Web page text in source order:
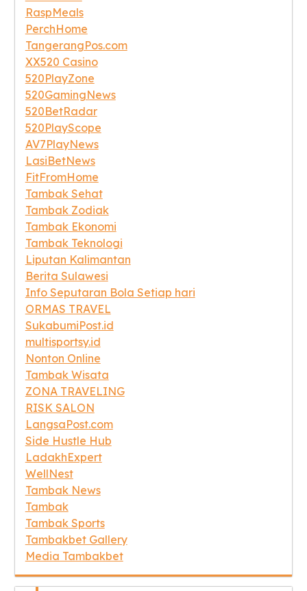
RaspMeals
PerchHome
TangerangPos.com
XX520 Casino
520PlayZone
520GamingNews
520BetRadar
520PlayScope
AV7PlayNews
LasiBetNews
FitFromHome
Tambak Sehat
Tambak Zodiak
Tambak Ekonomi
Tambak Teknologi
Liputan Kalimantan
Berita Sulawesi
Info Seputaran Bola Setiap hari
ORMAS TRAVEL
SukabumiPost.id
multisportsy.id
Nonton Online
Tambak Wisata
ZONA TRAVELING
RISK SALON
LangsaPost.com
Side Hustle Hub
LadakhExpert
WellNest
Tambak News
Tambak
Tambak Sports
Tambakbet Gallery
Media Tambakbet